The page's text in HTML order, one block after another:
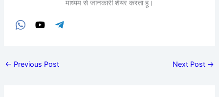
माध्यम से जानकारी शेयर करता हूं।
← Previous Post Next Post →